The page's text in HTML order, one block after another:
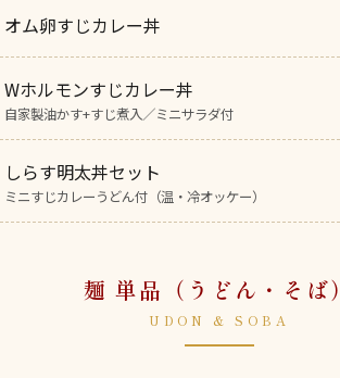
オム卵すじカレー丼
Wホルモンすじカレー丼
自家製油かす+すじ煮入／ミニサラダ付
しらす明太丼セット
ミニすじカレーうどん付（温・冷オッケー）
麺 単品（うどん・そば）
UDON & SOBA